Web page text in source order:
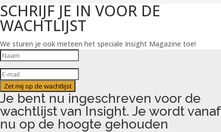
SCHRIJF JE IN VOOR DE
WACHTLIJST
We sturen je ook meteen het speciale Insight Magazine toe!
Zet mij op de wachtlijst
Je bent nu ingeschreven voor de
wachtlijst van Insight. Je wordt vanaf
nu op de hoogte gehouden